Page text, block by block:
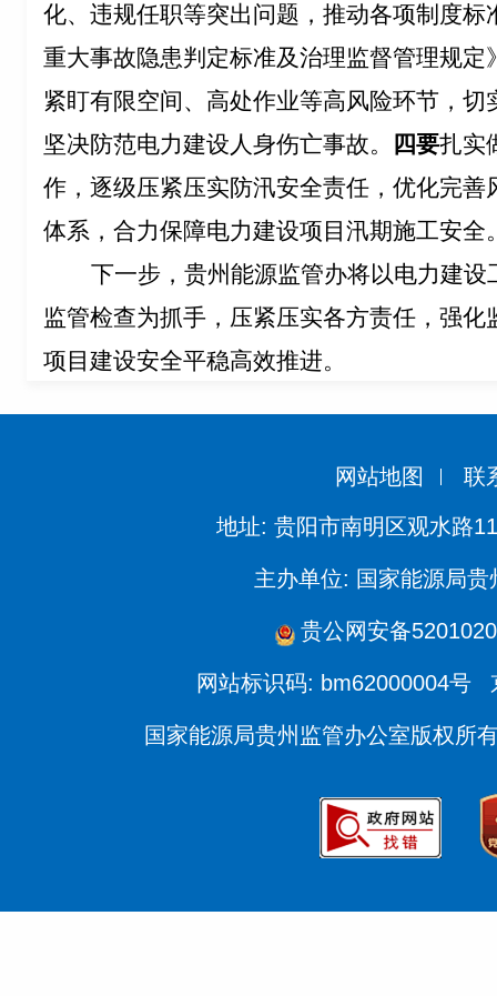
化、违规任职等突出问题，推动各项制度标
重大事故隐患判定标准及治理监督管理规
紧盯有限空间、高处作业等高风险环节 ，
坚决防范电力建设人身伤亡事故。
四要扎实
作，逐级压紧压实防汛安全责任，优化完
体系，合力保障电力建设项目汛期施工安全
下一步，贵州能源监管办将以电力建
监管检查为抓手， 压紧压实各方责任，强化
项目建设安全平稳高效推进。
网站地图 联
地址: 贵阳市南明区观水路
主办单位: 国家能源局贵
贵公网安备
网站标识码: bm62000004号
国家能源局贵州监管办公室版权所